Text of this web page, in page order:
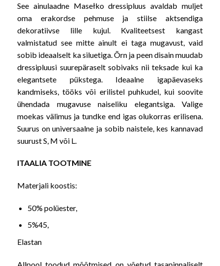
See ainulaadne Masełko dressipluus avaldab muljet
oma erakordse pehmuse ja stiilse aktsendiga
dekoratiivse lille kujul. Kvaliteetsest kangast
valmistatud see mitte ainult ei taga mugavust, vaid
sobib ideaalselt ka siluetiga. Õrn ja peen disain muudab
dressipluusi suurepäraselt sobivaks nii teksade kui ka
elegantsete pükstega. Ideaalne igapäevaseks
kandmiseks, tööks või erilistel puhkudel, kui soovite
ühendada mugavuse naiseliku elegantsiga. Valige
moekas välimus ja tundke end igas olukorras erilisena.
Suurus on universaalne ja sobib naistele, kes kannavad
suurust S, M või L.
ITAALIA TOOTMINE
Materjali koostis:
50% polüester,
5%45,
Elastan